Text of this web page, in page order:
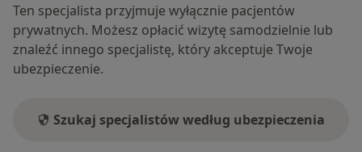
Ten specjalista przyjmuje wyłącznie pacjentów
prywatnych. Możesz opłacić wizytę samodzielnie lub
znaleźć innego specjalistę, który akceptuje Twoje
ubezpieczenie.
Szukaj specjalistów według ubezpieczenia